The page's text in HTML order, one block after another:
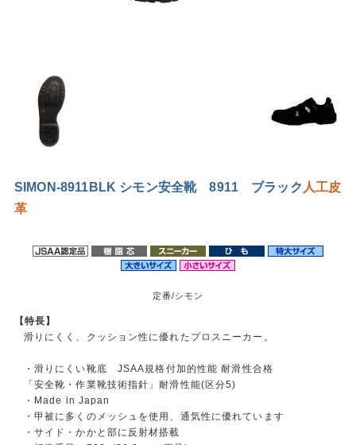
SIMON-8911BLK シモン安全靴 8911 ブラック 人工皮
革
定番/シモン
【特長】
滑りにくく、クッション性に優れたプロスニーカー。
・滑りにくい靴底 JSAA規格付加的性能 耐滑性合格
「安全靴・作業靴技術指針」耐滑性能(区分5)
・Made in Japan
・甲被に多くのメッシュを使用、通気性に優れています
・サイド・かかと部に反射材搭載